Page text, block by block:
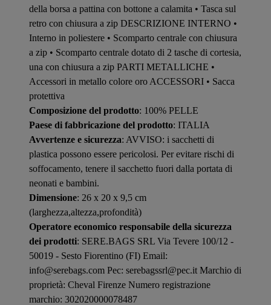
della borsa a pattina con bottone a calamita • Tasca sul
retro con chiusura a zip DESCRIZIONE INTERNO •
Interno in poliestere • Scomparto centrale con chiusura
a zip • Scomparto centrale dotato di 2 tasche di cortesia,
una con chiusura a zip PARTI METALLICHE •
Accessori in metallo colore oro ACCESSORI • Sacca
protettiva
Composizione del prodotto: 100% PELLE
Paese di fabbricazione del prodotto: ITALIA
Avvertenze e sicurezza: AVVISO: i sacchetti di
plastica possono essere pericolosi. Per evitare rischi di
soffocamento, tenere il sacchetto fuori dalla portata di
neonati e bambini.
Dimensione: 26 x 20 x 9,5 cm
(larghezza,altezza,profondità)
Operatore economico responsabile della sicurezza
dei prodotti: SERE.BAGS SRL Via Tevere 100/12 -
50019 - Sesto Fiorentino (FI) Email:
info@serebags.com Pec: serebagssrl@pec.it Marchio di
proprietà: Cheval Firenze Numero registrazione
marchio: 302020000078487